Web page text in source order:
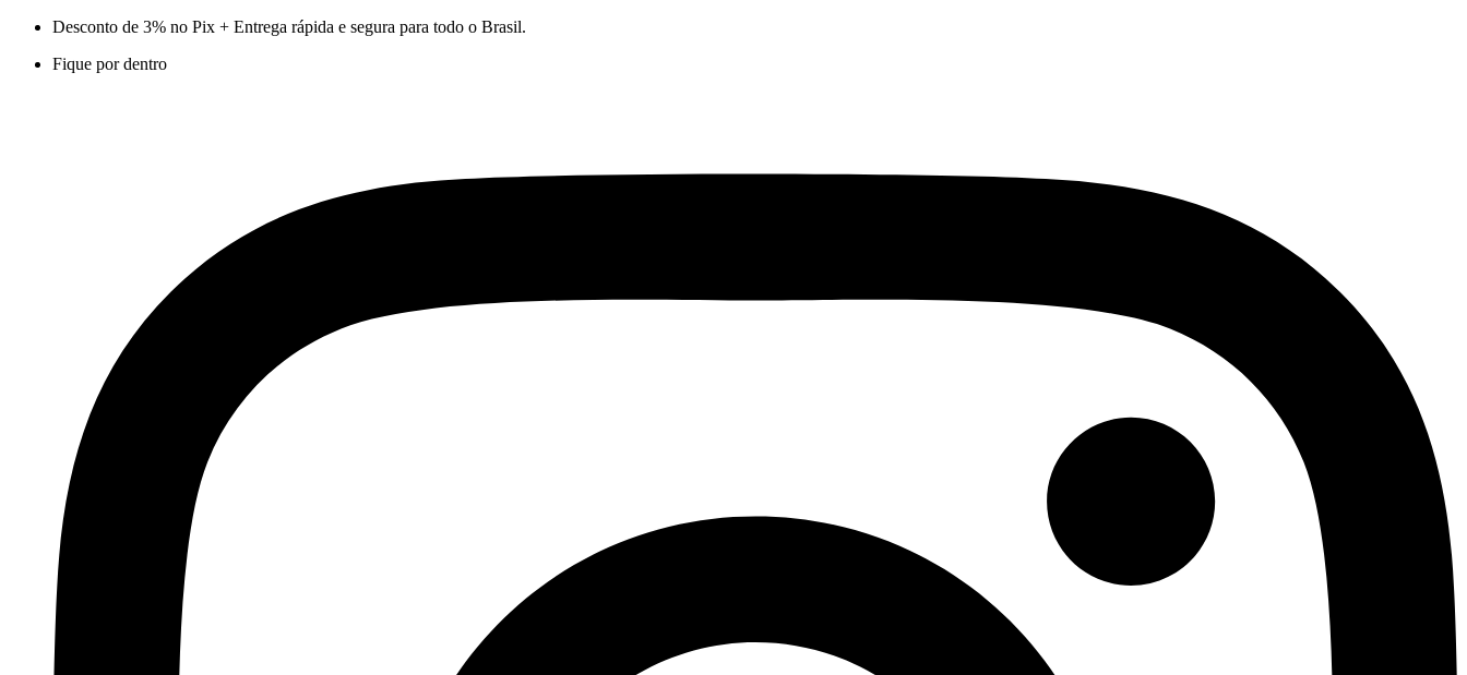
Desconto de 3% no Pix + Entrega rápida e segura para todo o Brasil.
Fique por dentro